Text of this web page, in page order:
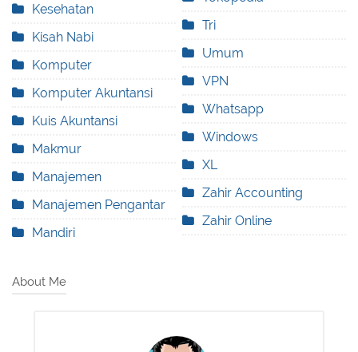
Kesehatan
Kisah Nabi
Komputer
Komputer Akuntansi
Kuis Akuntansi
Makmur
Manajemen
Manajemen Pengantar
Mandiri
Tri
Umum
VPN
Whatsapp
Windows
XL
Zahir Accounting
Zahir Online
About Me